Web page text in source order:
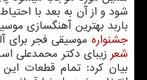
شود و از آن به بعد با
باربد بهترین آهنگسازی
جشنواره موسیقی فجر برای
شعر زیبای دکتر محمدعلی
بیان کرد: تمام قطعات